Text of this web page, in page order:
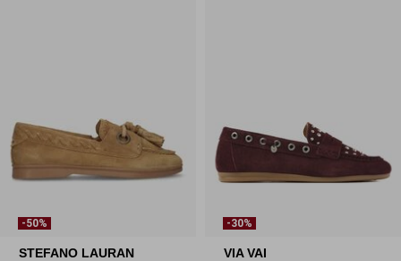
-50%
STEFANO LAURAN
-30%
VIA VAI